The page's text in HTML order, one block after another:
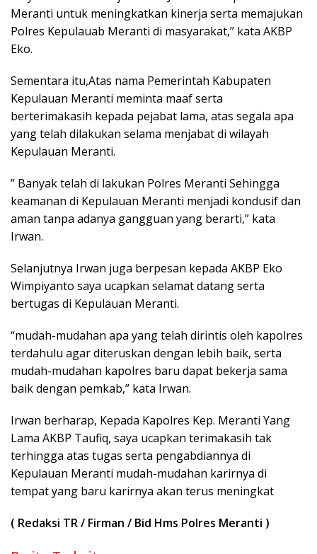
Meranti untuk meningkatkan kinerja serta memajukan
Polres Kepulauab Meranti di masyarakat,” kata AKBP
Eko.
Sementara itu,Atas nama Pemerintah Kabupaten
Kepulauan Meranti meminta maaf serta
berterimakasih kepada pejabat lama, atas segala apa
yang telah dilakukan selama menjabat di wilayah
Kepulauan Meranti.
” Banyak telah di lakukan Polres Meranti Sehingga
keamanan di Kepulauan Meranti menjadi kondusif dan
aman tanpa adanya gangguan yang berarti,” kata
Irwan.
Selanjutnya Irwan juga berpesan kepada AKBP Eko
Wimpiyanto saya ucapkan selamat datang serta
bertugas di Kepulauan Meranti.
“mudah-mudahan apa yang telah dirintis oleh kapolres
terdahulu agar diteruskan dengan lebih baik, serta
mudah-mudahan kapolres baru dapat bekerja sama
baik dengan pemkab,” kata Irwan.
Irwan berharap, Kepada Kapolres Kep. Meranti Yang
Lama AKBP Taufiq, saya ucapkan terimakasih tak
terhingga atas tugas serta pengabdiannya di
Kepulauan Meranti mudah-mudahan karirnya di
tempat yang baru karirnya akan terus meningkat
( Redaksi TR / Firman / Bid Hms Polres Meranti )